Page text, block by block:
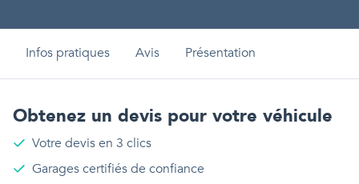
Infos pratiques Avis Présentation
Obtenez un devis pour votre véhicule
Votre devis en 3 clics
Garages certifiés de confiance